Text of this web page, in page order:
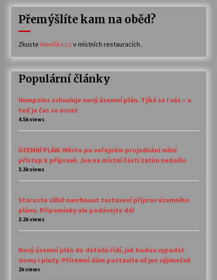
Přemýšlíte kam na oběd?
Zkuste Meníčka.cz v místních restauracích.
Populární články
Humpolec schvaluje nový územní plán. Týká se i vás – a
teď je čas se ozvat
4.5k views
ÚZEMNÍ PLÁN: Město po veřejném projednání mění
přístup k přípravě. Jen na místní části zatím nedošlo
3.3k views
Starosta slíbil navrhnout zastavení příprav územního
plánu. Připomínky ale podávejte dál
3.2k views
Nový územní plán do detailu řídí, jak budou vypadat
domy i ploty. Přízemní dům postavíte už jen výjimečně
2k views